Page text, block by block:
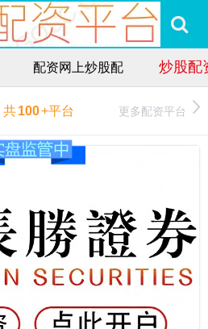
配资网上炒股配 炒股配
共100+平台 更多配资平台